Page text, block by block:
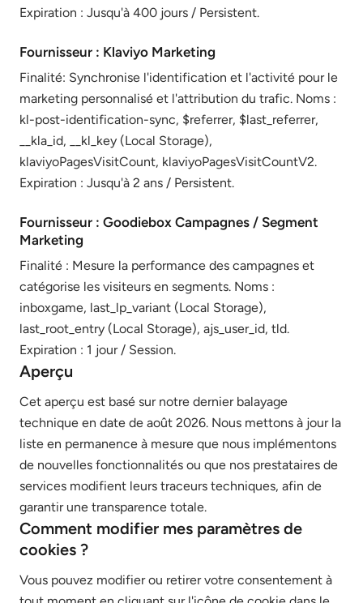
Expiration : Jusqu'à 400 jours / Persistent.
Fournisseur : Klaviyo Marketing
Finalité: Synchronise l'identification et l'activité pour le
marketing personnalisé et l'attribution du trafic. Noms :
kl-post-identification-sync, $referrer, $last_referrer,
__kla_id, __kl_key (Local Storage),
klaviyoPagesVisitCount, klaviyoPagesVisitCountV2.
Expiration : Jusqu'à 2 ans / Persistent.
Fournisseur : Goodiebox Campagnes / Segment
Marketing
Finalité : Mesure la performance des campagnes et
catégorise les visiteurs en segments. Noms :
inboxgame, last_lp_variant (Local Storage),
last_root_entry (Local Storage), ajs_user_id, tld.
Expiration : 1 jour / Session.
Aperçu
Cet aperçu est basé sur notre dernier balayage
technique en date de août 2026. Nous mettons à jour la
liste en permanence à mesure que nous implémentons
de nouvelles fonctionnalités ou que nos prestataires de
services modifient leurs traceurs techniques, afin de
garantir une transparence totale.
Comment modifier mes paramètres de
cookies ?
Vous pouvez modifier ou retirer votre consentement à